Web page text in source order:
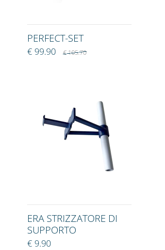
PERFECT-SET
€ 99.90€ 105.70
ERA STRIZZATORE DI
SUPPORTO
€ 9.90